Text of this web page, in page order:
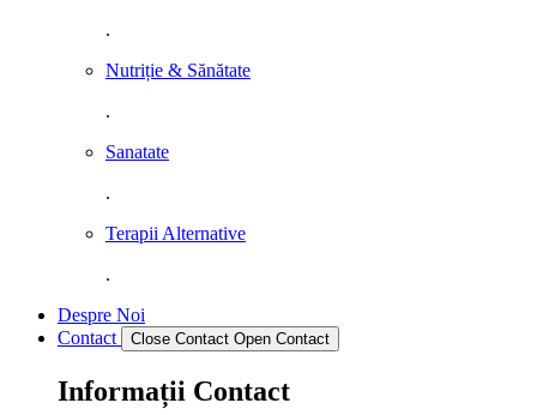
.
Nutriție & Sănătate
.
Sanatate
.
Terapii Alternative
.
Despre Noi
Contact
Close Contact Open Contact
Informații Contact